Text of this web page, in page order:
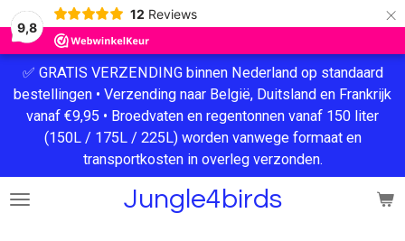
9,8
12 Reviews ×
Jungle4birds
✅ GRATIS VERZENDING binnen Nederland op standaard
bestellingen • Verzending naar België, Duitsland en Frankrijk
vanaf €9,95 • Broedvaten en regentonnen vanaf 150 liter
(150L / 175L / 225L) worden vanwege formaat en
transportkosten in overleg verzonden.